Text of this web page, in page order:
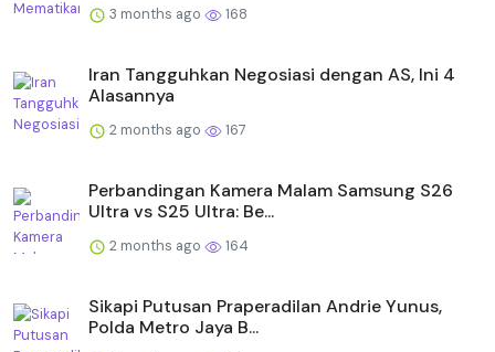
3 months ago 168
Iran Tangguhkan Negosiasi dengan AS, Ini 4
Alasannya
2 months ago 167
Perbandingan Kamera Malam Samsung S26
Ultra vs S25 Ultra: Be...
2 months ago 164
Sikapi Putusan Praperadilan Andrie Yunus,
Polda Metro Jaya B...